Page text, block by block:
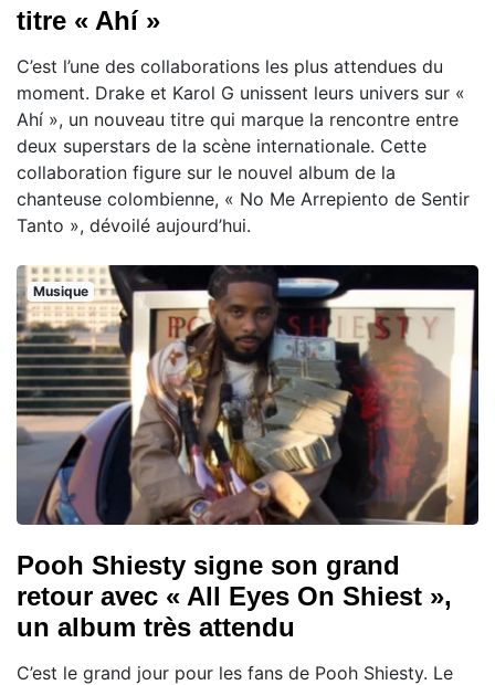
titre « Ahí »
C’est l’une des collaborations les plus attendues du
moment. Drake et Karol G unissent leurs univers sur «
Ahí », un nouveau titre qui marque la rencontre entre
deux superstars de la scène internationale. Cette
collaboration figure sur le nouvel album de la
chanteuse colombienne, « No Me Arrepiento de Sentir
Tanto », dévoilé aujourd’hui.
Musique
Pooh Shiesty signe son grand
retour avec « All Eyes On Shiest »,
un album très attendu
C’est le grand jour pour les fans de Pooh Shiesty. Le